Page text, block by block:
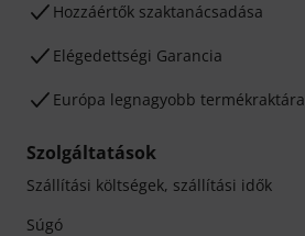
Hozzáértők szaktanácsadása
Elégedettségi Garancia
Európa legnagyobb termékraktára
Szolgáltatások
Szállítási költségek, szállítási idők
Súgó